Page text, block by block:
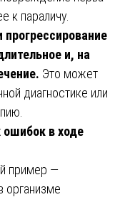
к параличу.
прогрессирование
и, на
Это может
диагностике или
ошибок в ходе
пример —
организме